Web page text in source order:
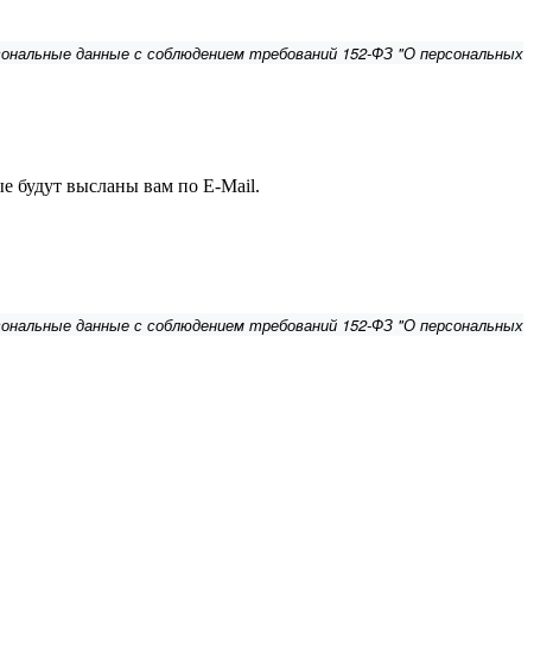
данные с соблюдением требований 152-ФЗ "О персональных
будут высланы вам по E-Mail.
данные с соблюдением требований 152-ФЗ "О персональных